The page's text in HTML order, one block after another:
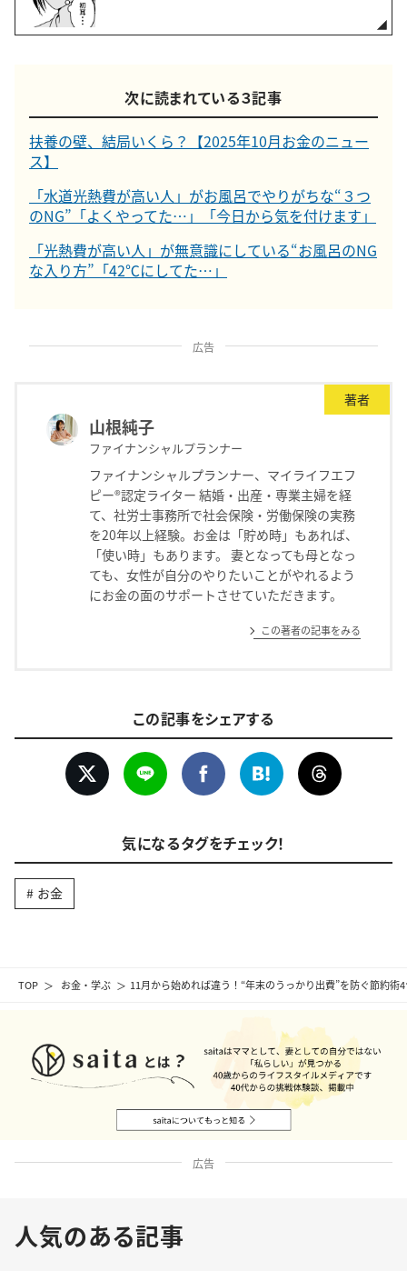
TOP お金・学ぶ 11月から始めれば違う！“年末のうっかり出費”を防ぐ節約
次に読まれている３記事
扶養の壁、結局いくら？【2025年10月お金のニュー
ス】
「水道光熱費が高い人」がお風呂でやりがちな“３つ
のNG”「よくやってた…」「今日から気を付けます」
「光熱費が高い人」が無意識にしている“お風呂のNG
な入り方”「42℃にしてた…」
広告
著者
山根純子
ファイナンシャルプランナー
ファイナンシャルプランナー、マイライフエフ
ピー®認定ライター 結婚・出産・専業主婦を経
て、社労士事務所で社会保険・労働保険の実務
を20年以上経験。お金は「貯め時」もあれば、
「使い時」もあります。 妻となっても母となっ
ても、女性が自分のやりたいことがやれるよう
にお金の面のサポートさせていただきます。
この著者の記事をみる
この記事をシェアする
気になるタグをチェック！
お金
広告
人気のある記事